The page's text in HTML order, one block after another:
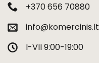
+370 656 70880
info@komercinis.lt
I-VII 9:00-19:00